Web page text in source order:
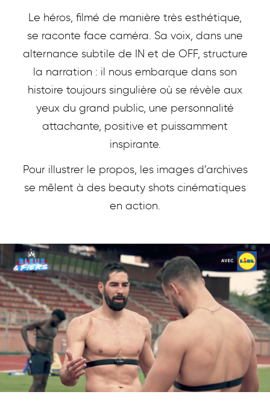
Le héros, filmé de manière très esthétique,
se raconte face caméra. Sa voix, dans une
alternance subtile de IN et de OFF, structure
la narration : il nous embarque dans son
histoire toujours singulière où se révèle aux
yeux du grand public, une personnalité
attachante, positive et puissamment
inspirante.
Pour illustrer le propos, les images d’archives
se mêlent à des beauty shots cinématiques
en action.